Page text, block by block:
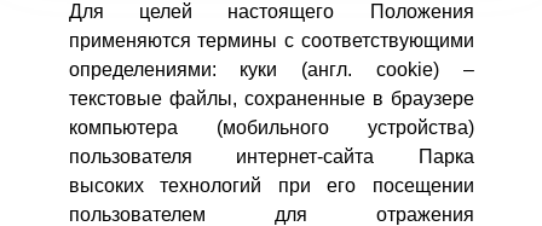
Для целей настоящего Положения
применяются термины с соответствующими
определениями: куки (англ. сookie) –
текстовые файлы, сохраненные в браузере
компьютера (мобильного устройства)
пользователя интернет-сайта Парка
высоких технологий при его посещении
пользователем для отражения